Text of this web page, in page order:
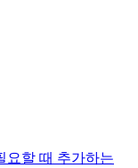
요할 때 추가하는